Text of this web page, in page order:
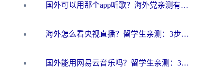
国外可以用那个app听歌？海外党亲测有效的回国加速方案，轻松听国内音乐听书
海外怎么看央视直播？留学生亲测：3步解决版权限制+追剧自由
国外能用网易云音乐吗？留学生亲测：3步解决海外听歌难题